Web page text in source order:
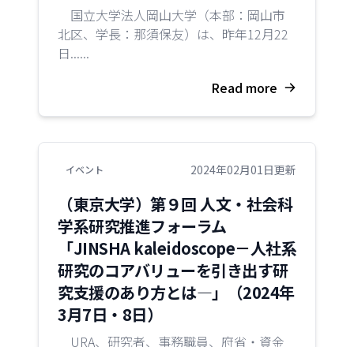
国立大学法人岡山大学（本部：岡山市
北区、学長：那須保友）は、昨年12月22
日......
Read more
イベント 2024年02月01日更新
（東京大学）第９回 ⼈⽂・社会科
学系研究推進フォーラム
「JINSHA kaleidoscope－人社系
研究のコアバリューを引き出す研
究支援のあり方とは―」（2024年
3月7日・8日）
URA、研究者、事務職員、府省・資金